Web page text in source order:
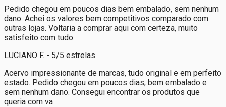
Pedido chegou em poucos dias bem embalado, sem nenhum
dano. Achei os valores bem competitivos comparado com
outras lojas. Voltaria a comprar aqui com certeza, muito
satisfeito com tudo.
LUCIANO F. - 5/5 estrelas
Acervo impressionante de marcas, tudo original e em perfeito
estado. Pedido chegou em poucos dias, bem embalado e
sem nenhum dano. Consegui encontrar os produtos que
queria com va